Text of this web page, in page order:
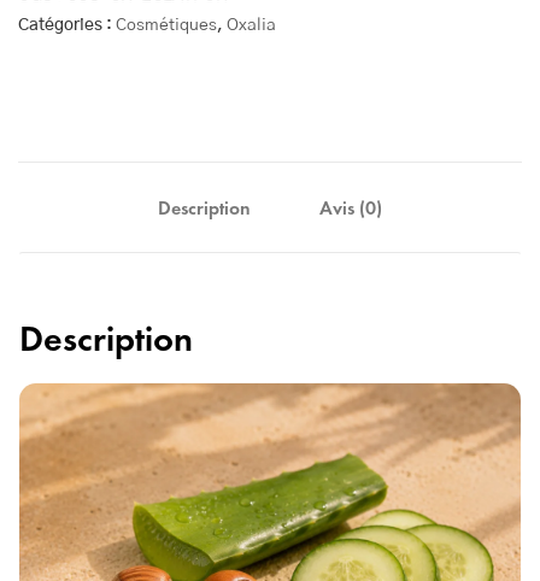
Catégories : Cosmétiques, Oxalia
Description Avis (0)
Description